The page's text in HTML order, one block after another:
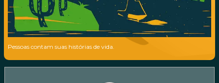
Pessoas contam suas histórias de vida.